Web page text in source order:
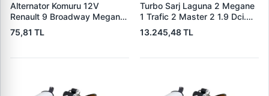
Alternator Komuru 12V
Renault 9 Broadway Megane
Clio | WAI PX60 | OEM
300722
75,81 TL
Turbo Sarj Laguna 2 Megane
1 Trafic 2 Master 2 1.9 Dci.
F9Q | JRONE 8G17300301 |
OEM 7701478024
13.245,48 TL